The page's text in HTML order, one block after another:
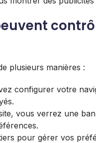
plusieurs manières :
configurer votre
vous verrez une
pour gérer vos